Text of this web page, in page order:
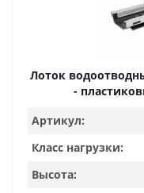
Лоток
-
Артикул:
Класс нагрузки:
Высота: